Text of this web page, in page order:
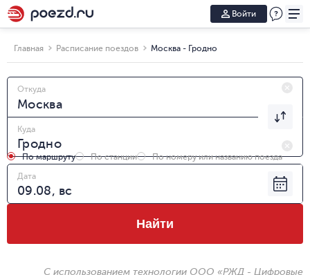
Войти
Главная Расписание поездов Москва - Гродно
Откуда
Куда
По маршруту По станции
По номеру или названию поезда
Дата
Найти
С использованием технологии ООО «РЖД - Цифровые